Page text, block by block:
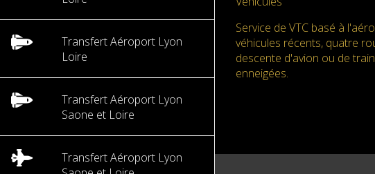
Transfert Aéroport Lyon
Loire
Transfert Aéroport Lyon
Saone et Loire
Transfert Aéroport Lyon
Service de VTC basé à
véhicules récents, quatre
descente d'avion ou de
enneigées.